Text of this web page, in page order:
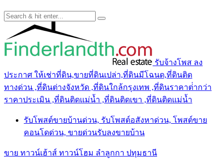
รับจ้างโพส ลง
ประกาศ ให้เช่าที่ดิน,ขายที่ดินเปล่า,ที่ดินมีโฉนด,ที่ดินติด
ทางด่วน ,ที่ดินต่างจังหวัด ,ที่ดินใกล้กรุงเทพ ,ที่ดินราคาต่ํากว่า
ราคาประเมิน ,ที่ดินติดแม่น้ำ ,ที่ดินติดเขา ,ที่ดินติดแม่น้ำ
รับโพสต์ขายบ้านด่วน, รับโพสต์อสังหาด่วน, โพสต์ขาย
คอนโดด่วน, ขายด่วนรับลงขายบ้าน
ขาย ทาวน์เฮ้าส์ ทาวน์โฮม ลำลูกกา ปทุมธานี